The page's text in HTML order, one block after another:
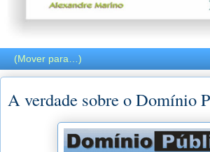
A verdade sobre o Domínio